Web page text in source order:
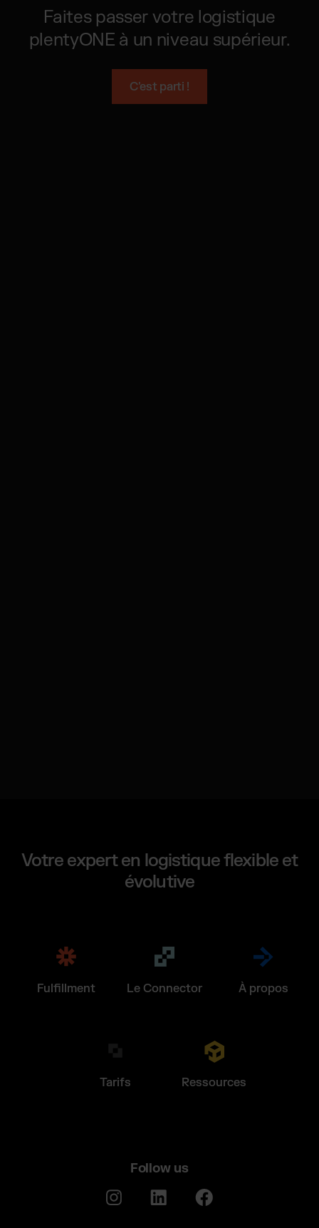
Faites passer votre logistique
plentyONE à un niveau supérieur.
C'est parti !
Votre expert en logistique flexible et
évolutive
Fulfillment Le Connector À propos
Tarifs Ressources
Follow us